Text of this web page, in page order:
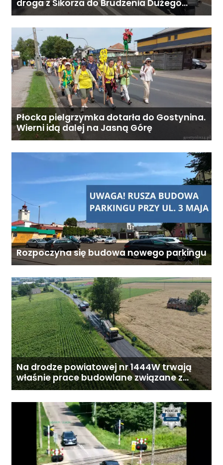
zamieszkaniem: od 6800 zł
miesięcznie. Ostateczna cena
zależy od zakresu opieki oraz
indywidualnych potrzeb
podopiecznego. Zadzwoń: 726
284 828 Poniedziałek–piątek,
9:00–18:00
droga z Sikorza do Brudzenia Dużego
zablokowana
Płocka pielgrzymka dotarła do Gostynina.
Wierni idą dalej na Jasną Górę
Rozpoczyna się budowa nowego parkingu
Na drodze powiatowej nr 1444W trwają
właśnie prace budowlane związane z
przebudową drogi